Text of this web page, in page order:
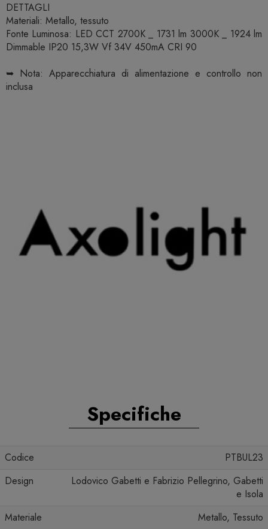
DETTAGLI
Materiali: Metallo, tessuto
Fonte Luminosa: LED CCT 2700K _ 1731 lm 3000K _ 1924 lm
Dimmable IP20 15,3W Vf 34V 450mA CRI 90
➥ Nota: Apparecchiatura di alimentazione e controllo non
inclusa
Specifiche
Codice
PTBUL23
Design
Lodovico Gabetti e Fabrizio Pellegrino, Gabetti
e Isola
Materiale
Metallo, Tessuto